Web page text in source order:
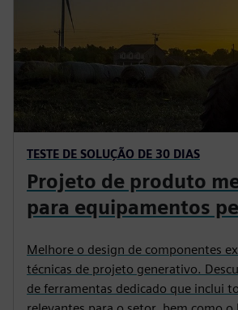
TESTE DE SOLUÇÃO DE 30 DIAS
Projeto de produto
para equipamentos
Melhore o design de componentes
técnicas de projeto generativo.
de ferramentas dedicado que inclui